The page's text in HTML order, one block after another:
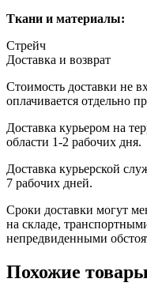
Ткани и материалы:
Стрейч
Доставка и возврат
Стоимость доставки не
оплачивается отдельно
Доставка курьером на
области 1-2 рабочих дня.
Доставка курьерской
7 рабочих дней.
Сроки доставки могут
на складе,
непредвиденными
Похожие товары